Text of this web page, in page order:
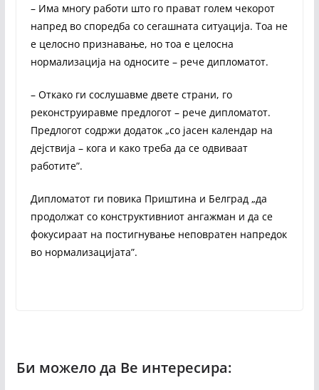
– Има многу работи што го прават голем чекорот
напред во споредба со сегашната ситуација. Тоа не
е целосно признавање, но тоа е целосна
нормализација на односите – рече дипломатот.
– Откако ги сослушавме двете страни, го
реконструиравме предлогот – рече дипломатот.
Предлогот содржи додаток „со јасен календар на
дејствија – кога и како треба да се одвиваат
работите”.
Дипломатот ги повика Приштина и Белград „да
продолжат со конструктивниот ангажман и да се
фокусираат на постигнување неповратен напредок
во нормализацијата”.